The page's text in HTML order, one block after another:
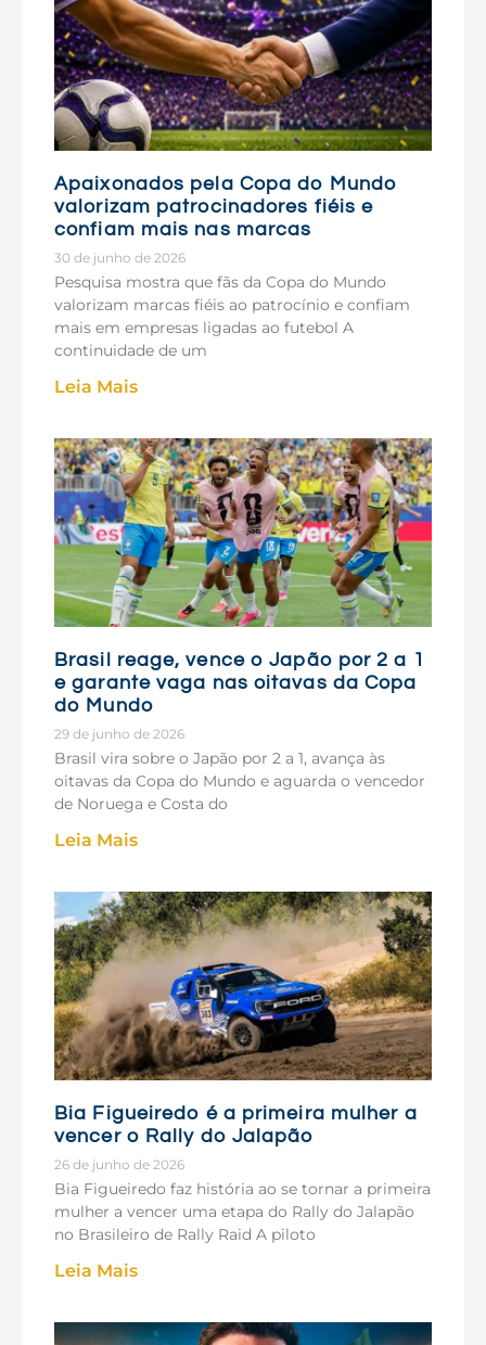
Apaixonados pela Copa do Mundo
valorizam patrocinadores fiéis e
confiam mais nas marcas
30 de junho de 2026
Pesquisa mostra que fãs da Copa do Mundo
valorizam marcas fiéis ao patrocínio e confiam
mais em empresas ligadas ao futebol A
continuidade de um
Leia Mais
Brasil reage, vence o Japão por 2 a 1
e garante vaga nas oitavas da Copa
do Mundo
29 de junho de 2026
Brasil vira sobre o Japão por 2 a 1, avança às
oitavas da Copa do Mundo e aguarda o vencedor
de Noruega e Costa do
Leia Mais
Bia Figueiredo é a primeira mulher a
vencer o Rally do Jalapão
26 de junho de 2026
Bia Figueiredo faz história ao se tornar a primeira
mulher a vencer uma etapa do Rally do Jalapão
no Brasileiro de Rally Raid A piloto
Leia Mais